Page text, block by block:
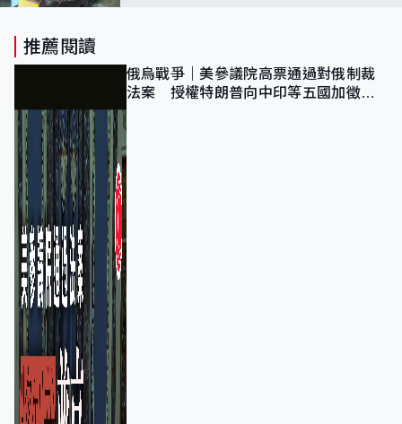
推薦閱讀
俄烏戰爭｜美參議院高票通過對俄制裁
法案 授權特朗普向中印等五國加徵
100%關稅